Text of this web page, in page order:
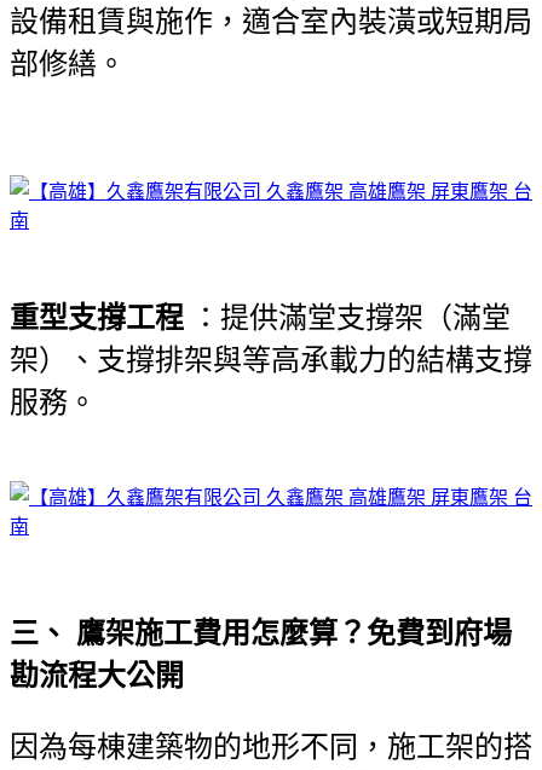
設備租賃與施作，適合室內裝潢或短期局
部修繕。
重型支撐工程 ：提供滿堂支撐架（滿堂
架）、支撐排架與等高承載力的結構支撐
服務。
三、 鷹架施工費用怎麼算？免費到府場
勘流程大公開
因為每棟建築物的地形不同，施工架的搭